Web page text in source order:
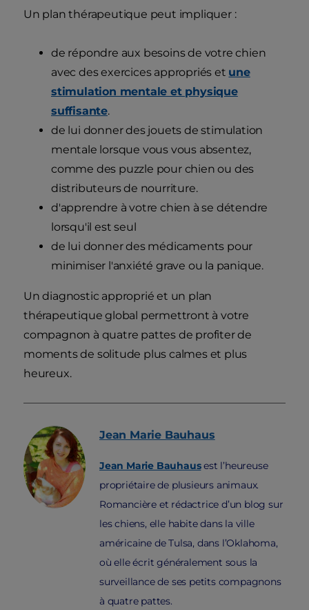
Un plan thérapeutique peut impliquer :
de répondre aux besoins de votre chien
avec des exercices appropriés et une
stimulation mentale et physique
suffisante.
de lui donner des jouets de stimulation
mentale lorsque vous vous absentez,
comme des puzzle pour chien ou des
distributeurs de nourriture.
d'apprendre à votre chien à se détendre
lorsqu'il est seul
de lui donner des médicaments pour
minimiser l'anxiété grave ou la panique.
Un diagnostic approprié et un plan
thérapeutique global permettront à votre
compagnon à quatre pattes de profiter de
moments de solitude plus calmes et plus
heureux.
Jean Marie Bauhaus
Jean Marie Bauhausest l’heureuse
propriétaire de plusieurs animaux.
Romancière et rédactrice d’un blog sur
les chiens, elle habite dans la ville
américaine de Tulsa, dans l’Oklahoma,
où elle écrit généralement sous la
surveillance de ses petits compagnons
à quatre pattes.